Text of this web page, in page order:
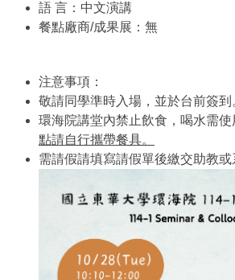
語 言：中文演講
餐點廠商/成果展：無
注意事項：
敬請同學準時入場，並於台前簽到
環海院講堂內禁止飲食，喝水需使
點請自行攜帶餐具。
需請假請填寫請假單後繳交助教或